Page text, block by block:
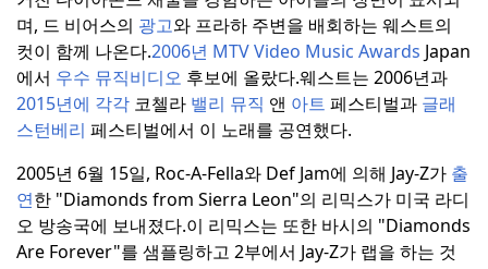
며, 드 비어스의 광고와 프라하 주변을 배회하는 웨스트의
컷이 함께 나온다.2006년 MTV Video Music Awards Japan
에서 우수 뮤직비디오 후보에 올랐다.웨스트는 2006년과
2015년에 각각 코첼라 밸리 뮤직 앤 아트 페스티벌과 글래
스턴베리 페스티벌에서 이 노래를 공연했다.
2005년 6월 15일, Roc-A-Fella와 Def Jam에 의해 Jay-Z가 출
연한 "Diamonds from Sierra Leon"의 리믹스가 미국 라디
오 방송국에 보내졌다.이 리믹스는 또한 바시의 "Diamonds
Are Forever"를 샘플링하고 2부에서 Jay-Z가 랩을 하는 것